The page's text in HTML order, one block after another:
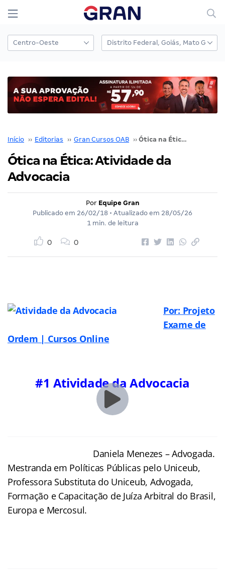
Início ›› Editorias ›› Gran Cursos OAB ›› Ótica na Ética: Atividade da Advocacia
Ótica na Ética: Atividade da
Advocacia
Por Equipe Gran
Publicado em 26/02/18 • Atualizado em 28/05/26
1 min. de leitura
0 0
Por: Projeto
Exame de
Ordem | Cursos Online
#1 Atividade da Advocacia
Daniela Menezes – Advogada.
Mestranda em Políticas Públicas pelo Uniceub,
Professora Substituta do Uniceub, Advogada,
Formação e Capacitação de Juíza Arbitral do Brasil,
Europa e Mercosul.